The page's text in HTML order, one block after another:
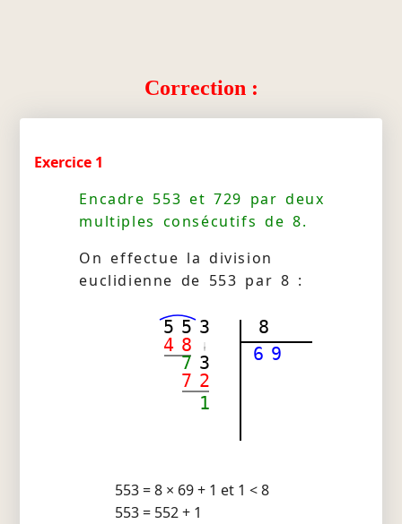
Correction :
Exercice 1
Encadre 553 et 729 par deux
multiples consécutifs de 8.
On effectue la division
euclidienne de 553 par 8 :
5 5 3
8
6 9
8
4
3
7
2
7
1
553 = 8 × 69 + 1 et 1 < 8
553 = 552 + 1